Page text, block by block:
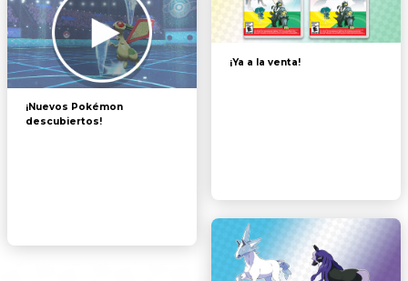
¡Nuevos Pokémon
descubiertos!
¡Ya a la venta!